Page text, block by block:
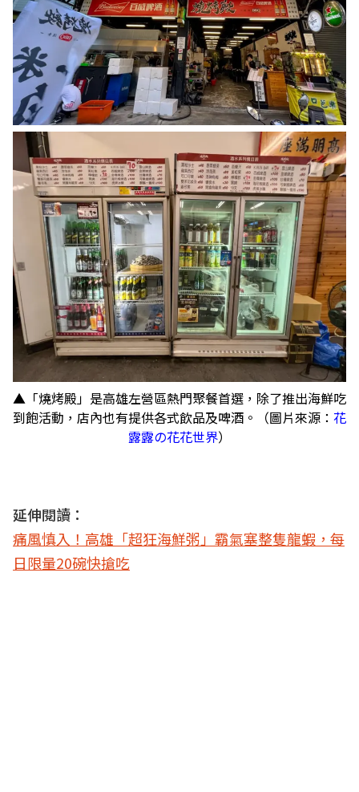
▲「燒烤殿」是高雄左營區熱門聚餐首選，除了推出海鮮吃
到飽活動，店內也有提供各式飲品及啤酒。（圖片來源： 花
露露の花花世界）
延伸閱讀：
痛風慎入！高雄「超狂海鮮粥」霸氣塞整隻龍蝦，每
日限量20碗快搶吃